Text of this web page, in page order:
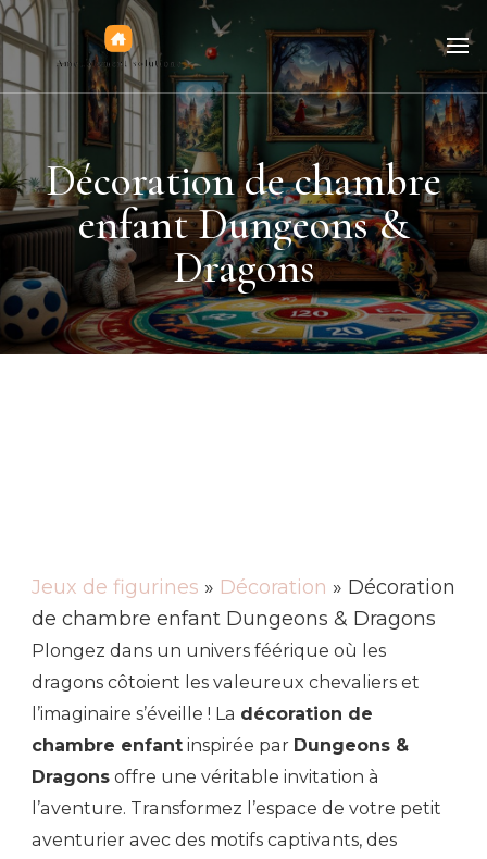
Jeux de figurines
Décoration de chambre
enfant Dungeons &
Dragons
Jeux de figurines » Décoration » Décoration
de chambre enfant Dungeons & Dragons
Plongez dans un univers féérique où les
dragons côtoient les valeureux chevaliers et
l’imaginaire s’éveille ! La décoration de
chambre enfant inspirée par Dungeons &
Dragons offre une véritable invitation à
l’aventure. Transformez l’espace de votre petit
aventurier avec des motifs captivants, des